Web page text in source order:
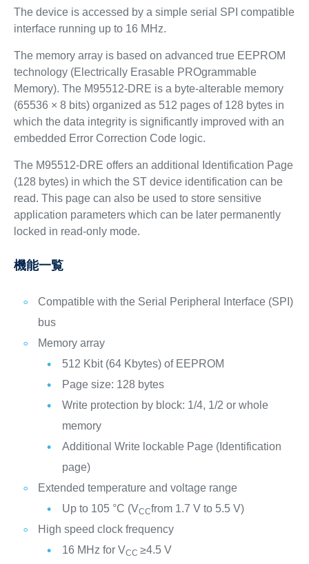
The device is accessed by a simple serial SPI compatible
interface running up to 16 MHz.
The memory array is based on advanced true EEPROM
technology (Electrically Erasable PROgrammable
Memory). The M95512-DRE is a byte-alterable memory
(65536 × 8 bits) organized as 512 pages of 128 bytes in
which the data integrity is significantly improved with an
embedded Error Correction Code logic.
The M95512-DRE offers an additional Identification Page
(128 bytes) in which the ST device identification can be
read. This page can also be used to store sensitive
application parameters which can be later permanently
locked in read-only mode.
機能一覧
Compatible with the Serial Peripheral Interface (SPI)
bus
Memory array
512 Kbit (64 Kbytes) of EEPROM
Page size: 128 bytes
Write protection by block: 1/4, 1/2 or whole
memory
Additional Write lockable Page (Identification
page)
Extended temperature and voltage range
Up to 105 °C (VCCfrom 1.7 V to 5.5 V)
High speed clock frequency
16 MHz for VCC ≥4.5 V